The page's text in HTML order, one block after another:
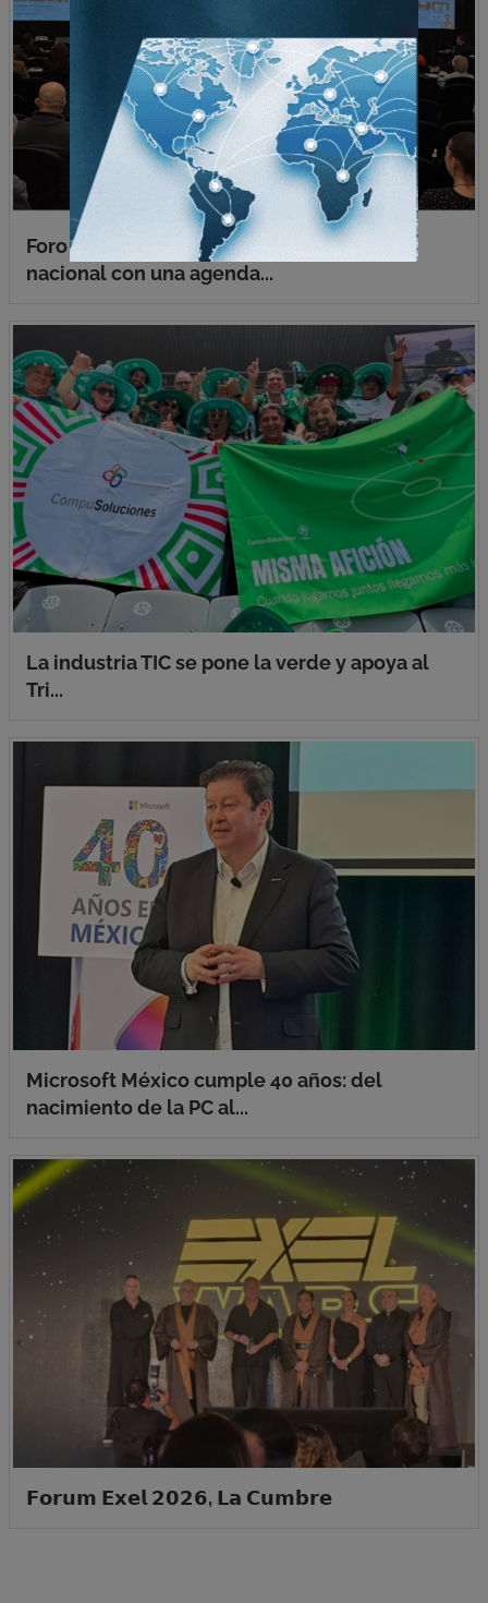
Foro Infochannel CDMX 2026 inicia la gira
nacional con una agenda...
La industria TIC se pone la verde y apoya al
Tri...
Microsoft México cumple 40 años: del
nacimiento de la PC al...
𝗙𝗼𝗿𝘂𝗺 𝗘𝘅𝗲𝗹 𝟮𝟬𝟮𝟲, 𝗟𝗮 𝗖𝘂𝗺𝗯𝗿𝗲